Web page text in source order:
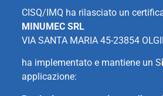
CISQ/IMQ ha rilasciato un
MINUMEC SRL
VIA SANTA MARIA 45-23854
ha implementato e mantiene un S
applicazione: